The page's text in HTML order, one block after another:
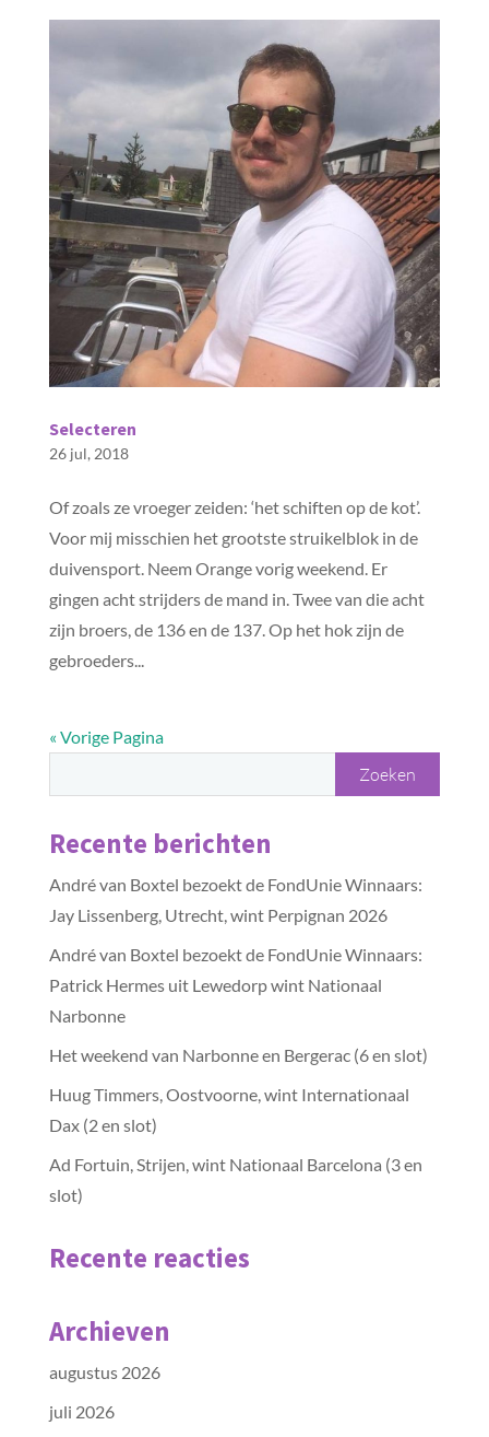
Selecteren
26 jul, 2018
Of zoals ze vroeger zeiden: ‘het schiften op de kot’.
Voor mij misschien het grootste struikelblok in de
duivensport. Neem Orange vorig weekend. Er
gingen acht strijders de mand in. Twee van die acht
zijn broers, de 136 en de 137. Op het hok zijn de
gebroeders...
« Vorige Pagina
Recente berichten
André van Boxtel bezoekt de FondUnie Winnaars:
Jay Lissenberg, Utrecht, wint Perpignan 2026
André van Boxtel bezoekt de FondUnie Winnaars:
Patrick Hermes uit Lewedorp wint Nationaal
Narbonne
Het weekend van Narbonne en Bergerac (6 en slot)
Huug Timmers, Oostvoorne, wint Internationaal
Dax (2 en slot)
Ad Fortuin, Strijen, wint Nationaal Barcelona (3 en
slot)
Recente reacties
Archieven
augustus 2026
juli 2026